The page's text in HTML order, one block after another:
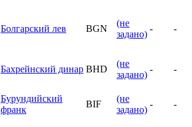
Болгарский лев BGN
(не
задано)
- -
Бахрейнский динар BHD
(не
задано)
- -
Бурундийский
франк
BIF
(не
задано)
- -